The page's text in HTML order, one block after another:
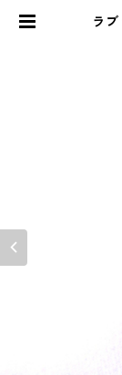
ラ